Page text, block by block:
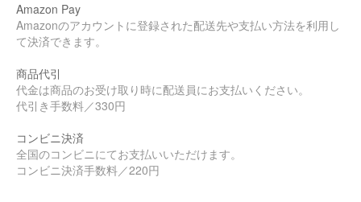
Amazon Pay
Amazonのアカウントに登録された配送先や支払い方法を利用し
て決済できます。
商品代引
代金は商品のお受け取り時に配送員にお支払いください。
代引き手数料／330円
コンビニ決済
全国のコンビニにてお支払いいただけます。
コンビニ決済手数料／220円